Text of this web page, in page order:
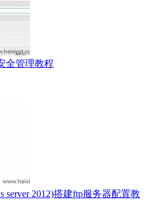
全管理教程
server 2012)搭建ftp服务器配置教